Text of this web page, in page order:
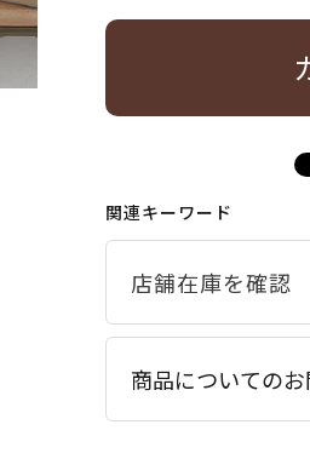
関連キーワード
商品についての